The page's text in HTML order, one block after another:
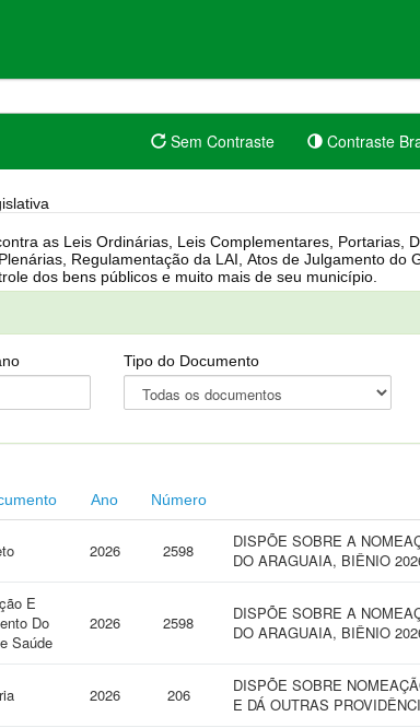
Sem Contraste Contraste
Portarias, Decretos, Atas, PPA, LDO, LOA, RREO, Resoluções, RGF, Lei Orgânica, Regimento Interno, Pauta
Câmara, Controle dos bens públicos e muito mais de seu município.
Tipo do Documento
Ano Número
2026 2598
DISPÕE SOBRE A
DO ARAGUAIA, BIÊNIO
E
Do
Saúde
2026 2598
DISPÕE SOBRE A
DO ARAGUAIA, BIÊNIO
2026 206
DISPÕE SOBRE
E DÁ OUTRAS